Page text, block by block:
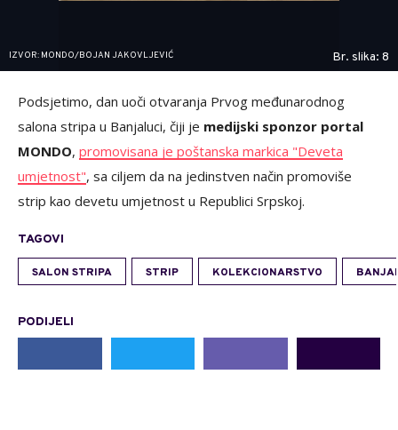
IZVOR: MONDO/BOJAN JAKOVLJEVIĆ Br. slika: 8
Podsjetimo, dan uoči otvaranja Prvog međunarodnog
salona stripa u Banjaluci, čiji je medijski sponzor portal
MONDO, promovisana je poštanska markica "Deveta
umjetnost", sa ciljem da na jedinstven način promoviše
strip kao devetu umjetnost u Republici Srpskoj.
TAGOVI
SALON STRIPA STRIP KOLEKCIONARSTVO
PODIJELI